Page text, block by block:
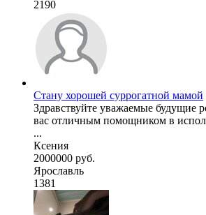
2190
Стану хорошей суррогатной мамой
Здравствуйте уважаемые будущие
вас отличным помощником в
...
Ксения
2000000 руб.
Ярославль
1381